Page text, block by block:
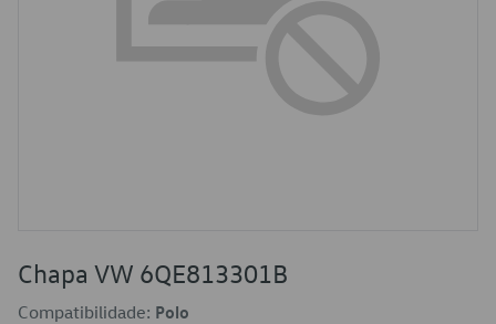
Chapa VW 6QE813301B
Compatibilidade: Polo